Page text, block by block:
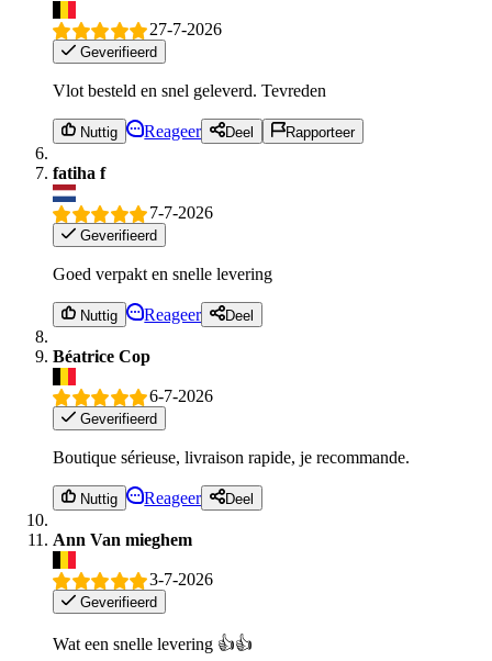
27-7-2026
Geverifieerd
Vlot besteld en snel geleverd. Tevreden
Nuttig Reageer Deel Rapporteer
fatiha f
7-7-2026
Geverifieerd
Goed verpakt en snelle levering
Nuttig Reageer Deel
Béatrice Cop
6-7-2026
Geverifieerd
Boutique sérieuse, livraison rapide, je recommande.
Nuttig Reageer Deel
Ann Van mieghem
3-7-2026
Geverifieerd
Wat een snelle levering 👍👍